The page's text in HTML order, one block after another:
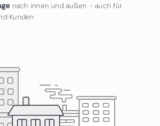
nach innen und außen - auch für
Kunden